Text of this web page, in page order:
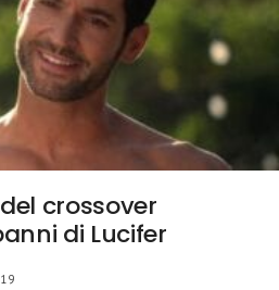
crossover
di Lucifer